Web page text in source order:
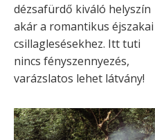
dézsafürdő kiváló helyszín
akár a romantikus éjszakai
csillaglesésekhez. Itt tuti
nincs fényszennyezés,
varázslatos lehet látvány!